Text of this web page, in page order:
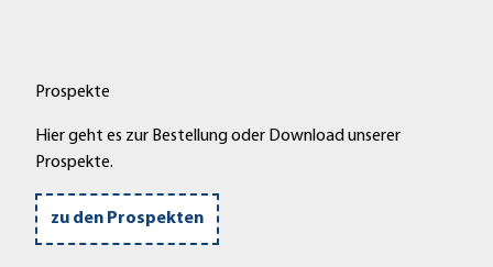
Prospekte
Hier geht es zur Bestellung oder Download unserer
Prospekte.
zu den Prospekten